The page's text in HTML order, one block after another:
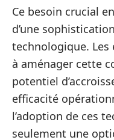
Ce besoin crucial
d’une
technologique.
à aménager cette
potentiel
efficacité
l’adoption de ces
seulement une